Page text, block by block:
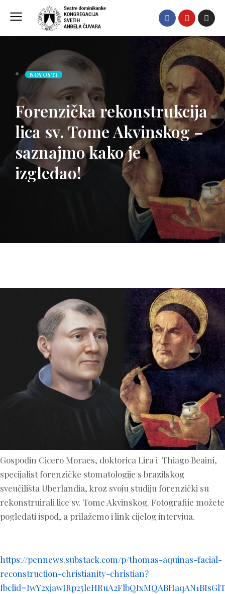
NOVOSTI
Forenzička rekonstrukcija
lica sv. Tome Akvinskog –
saznajmo kako je
izgledao!
Gospodin Cicero Moraes, doktorica Lira i Thiago Beaini,
specijalist forenzičke stomatologije s brazilskog
sveučilišta Uberlandia, kroz svoju studiju forenzički su
rekonstruirali lice sv. Tome Akvinskog. Fotografije možete
pogledati ispod, a prilažemo i link cijelog intervjua.
https://pennews.substack.com/p/thomas-aquinas-facial-
reconstruction-christianity-christian?